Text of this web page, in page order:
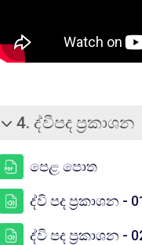
சுருக்கு
4. ද්වීපද ප්‍රකාශන
පෙළ පොත
ද්වි පද ප්‍රකාශන
ද්වි පද ප්‍රකාශන